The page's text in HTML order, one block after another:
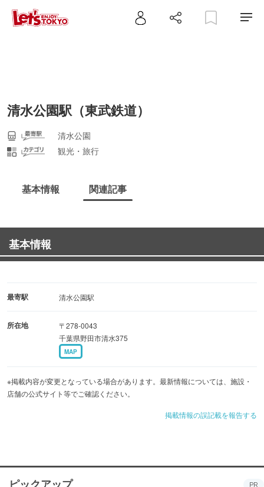
清水公園駅（東武鉄道）
清水公園
観光・旅行
基本情報 関連記事
基本情報
最寄駅 清水公園駅
所在地
〒278-0043
千葉県野田市清水375
MAP
※掲載内容が変更となっている場合があります。最新情報については、施設・
店舗の公式サイト等でご確認ください。
掲載情報の誤記載を報告する
PR